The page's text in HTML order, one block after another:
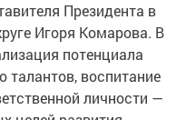
Президента в
Игоря Комарова. В
потенциала
талантов, воспитание
личности —